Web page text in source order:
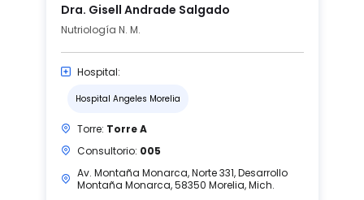
Dra. Gisell Andrade Salgado
Nutriología N. M.
Hospital:
Hospital Angeles Morelia
Torre: Torre A
Consultorio: 005
Av. Montaña Monarca, Norte 331, Desarrollo
Montaña Monarca, 58350 Morelia, Mich.